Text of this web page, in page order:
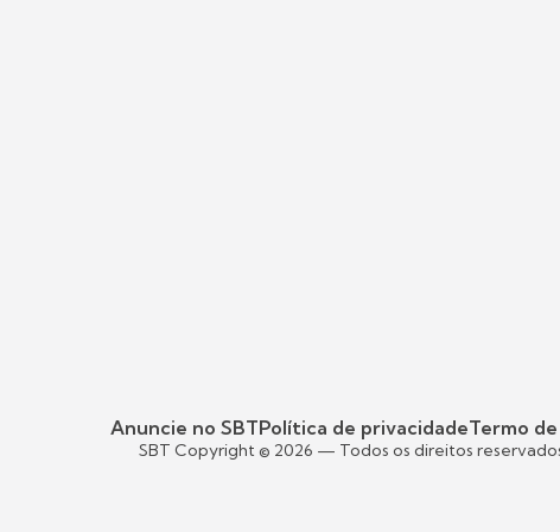
Anuncie no SBTPolítica de privacidadeTermo de
SBT Copyright © 2026 — Todos os direitos